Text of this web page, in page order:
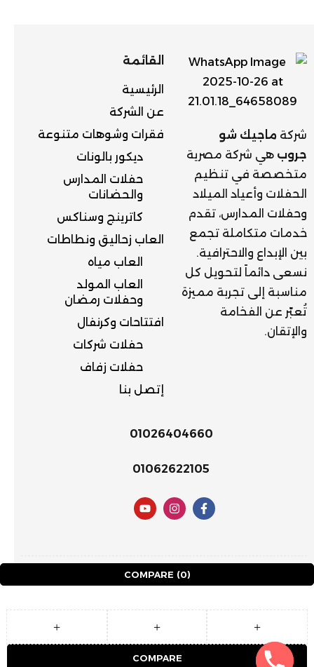
شركة ماجيك شو
جروب هي شركة مصرية
متخصصة في تنظيم
الحفلات وأعياد الميلاد
وحفلات المدارس، تقدم
خدمات متكاملة تجمع
بين الإبداع والاحترافية.
نسعى دائماً لتحويل كل
مناسبة إلى تجربة مميزة
تُعبّر عن الفخامة
والإتقان.
القائمة
الرئيسية
عن الشركة
فقرات وشوهات متنوعة
ديكور بالونات
حفلات المدارس
والحضانات
كاترينج وسناكس
العاب زحاليق ونطاطات
العاب مياه
العاب المولد
وحفلات رمضان
افتتاحات وكرنفال
حفلات شركات
حفلات زفاف
إتصل بنا
01026404660
01062622105
COMPARE (0)
COMPARE